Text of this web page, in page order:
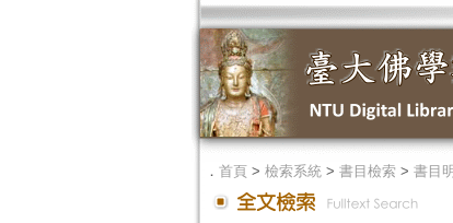
． 首頁> 檢索系統> 書目檢索> 書目